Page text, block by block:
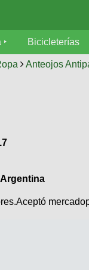
Bicicleterías
Anteojos